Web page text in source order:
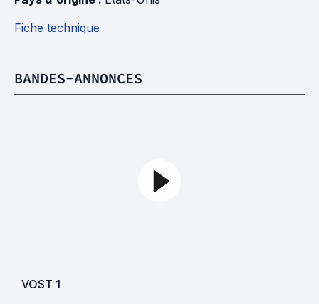
Fiche technique
BANDES-ANNONCES
VOST 1